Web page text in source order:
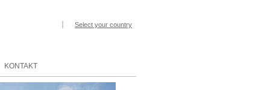
Select your country
KONTAKT